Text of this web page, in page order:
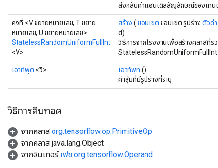
ส่งกลับค่าแฮนเดิลสัญลักษณ์ของเทน
คงที่ <V ขยายหมายเลข, T ขยาย
หมายเลข, U ขยายหมายเลข>
StatelessRandomUniformFullInt
<V>
สร้าง ( ขอบเขต ขอบเขต รูปร่าง ตัวดำ
d)
วิธีการจากโรงงานเพื่อสร้างคลาสที่ร
StatelessRandomUniformFullInt
เอาท์พุต <วี> เอาท์พุท ()
ค่าสุ่มที่มีรูปร่างที่ระบุ
วิธีการสืบทอด
จากคลาส org.tensorflow.op.PrimitiveOp
จากคลาส java.lang.Object
จากอินเทอร์ เฟซ org.tensorflow.Operand